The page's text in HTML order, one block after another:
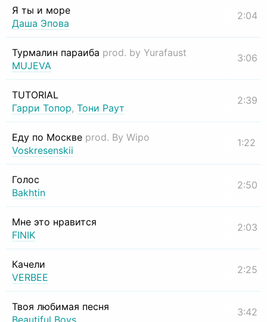
Я ты и море
Даша Эпова
2:04
Турмалин параиба prod. by Yurafaust
MUJEVA
3:06
TUTORIAL
Гарри Топор, Тони Раут
2:39
Еду по Москве prod. By Wipo
Voskresenskii
1:22
Голос
Bakhtin
2:50
Мне это нравится
FINIK
2:03
Качели
VERBEE
2:25
Твоя любимая песня
3:42